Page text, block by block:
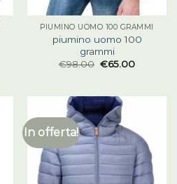
PIUMINO UOMO 100 GRAMMI
piumino uomo 100
grammi
€98.00 €65.00
In offerta!